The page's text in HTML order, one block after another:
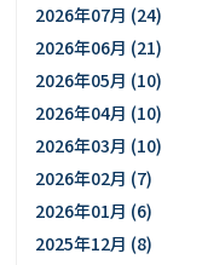
2026年07月 (24)
2026年06月 (21)
2026年05月 (10)
2026年04月 (10)
2026年03月 (10)
2026年02月 (7)
2026年01月 (6)
2025年12月 (8)